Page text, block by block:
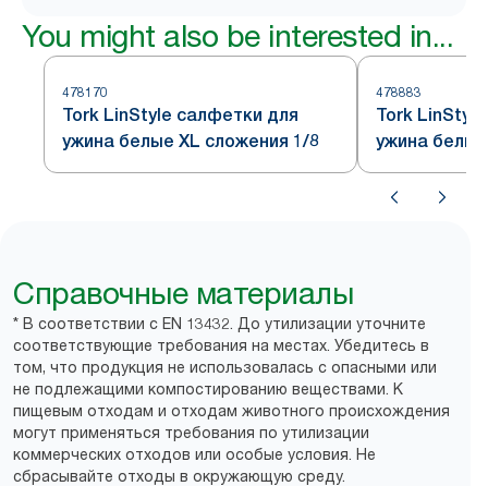
You might also be interested in...
478170
Tork LinStyle салфетки для
ужина белые XL сложения 1/8
478883
Tork
ужина
Справочные материалы
* В соответствии с EN 13432. До утилизации уточните
соответствующие требования на местах. Убедитесь в
том, что продукция не использовалась с опасными или
не подлежащими компостированию веществами. К
пищевым отходам и отходам животного происхождения
могут применяться требования по утилизации
коммерческих отходов или особые условия. Не
сбрасывайте отходы в окружающую среду.